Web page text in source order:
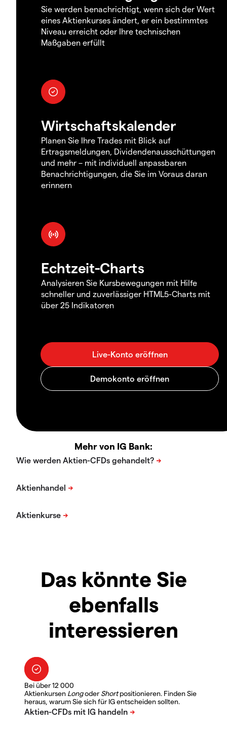
Sie werden benachrichtigt, wenn sich der Wert
eines Aktienkurses ändert, er ein bestimmtes
Niveau erreicht oder Ihre technischen
Maßgaben erfüllt
Wirtschaftskalender
Planen Sie Ihre Trades mit Blick auf
Ertragsmeldungen, Dividendenausschüttungen
und mehr – mit individuell anpassbaren
Benachrichtigungen, die Sie im Voraus daran
erinnern
Echtzeit-Charts
Analysieren Sie Kursbewegungen mit Hilfe
schneller und zuverlässiger HTML5-Charts mit
über 25 Indikatoren
Mehr von IG Bank:
Das könnte Sie
ebenfalls
interessieren
Bei über 12 000
Aktienkursen LongoderShortpositionieren. Finden Sie
heraus, warum Sie sich für IG entscheiden sollten.